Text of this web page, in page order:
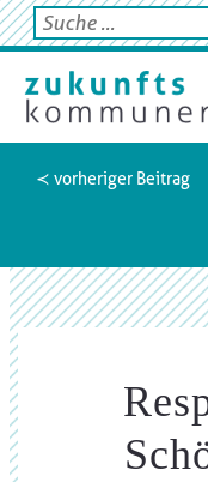
≺ vorheriger Beitrag